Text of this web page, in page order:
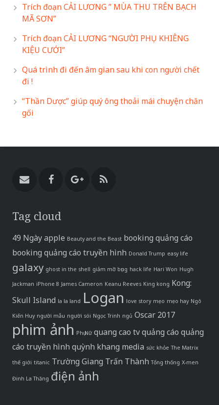
Trích đoạn CẢI LƯƠNG ” MÙA THU TRÊN BẠCH
MÃ SƠN”
Trích đoạn CẢI LƯƠNG “NGƯỜI PHỤ KHIÊNG
KIỆU CƯỚI”
Quá trình đi đến âm gian sau khi con người chết
đi !
“Thần Dược” giúp quý ông thoải mái chuyện chăn
gối
Tag cloud
49 Ngàyapple Beauty and the Beast booking quảng cáo
booking quảng cáo truyền hình Donald Trump easy life
galaxy ghost in the shell giảm mỡ bụng hack life Hari Won Hugh
Jackman iPhone 8 James Cameron Keanu Reeves King kong Kong:
Skull Island la la land Logan love story mẹo mẹo hay Ngô
Kiến Huy người mẫu người sói Ngọc Trinh ngủ Oscar 2017
phim ảnh Phụ Nữ quang cao tvquảng cáo quảng
cáo truyền hình quỳnh khang media sức khỏe The Matrix
thế giới titanic Trường Giang Trấn Thành Tổng thống X-men
Đinh La Thăng điện ảnh